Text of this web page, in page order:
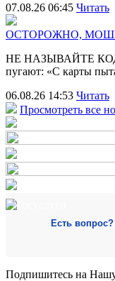
07.08.26 06:45 Читать
ОСТОРОЖНО,
НЕ НАЗЫВАЙТЕ
пугают: «С карты
06.08.26 14:53 Читать
Просмотреть все
Есть вопрос?
Подпишитесь на Нашу